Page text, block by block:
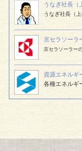
うなぎ社長（
うなぎ社長（
京セラソーラ
京セラソーラー
資源エネルギ
各種エネルギ